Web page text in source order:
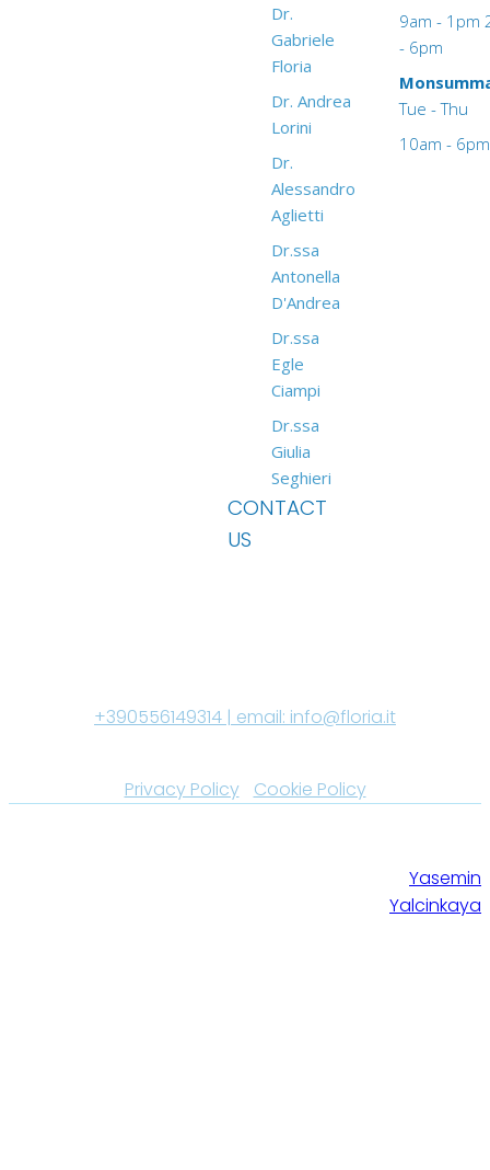
Dr.
Gabriele
Floria
Dr. Andrea
Lorini
Dr.
Alessandro
Aglietti
Dr.ssa
Antonella
D'Andrea
Dr.ssa
Egle
Ciampi
Dr.ssa
Giulia
Seghieri
CONTACT
US
9am - 1pm
- 6pm
Tue - Thu
10am - 6pm
+390556149314 | email: info@floria.it
Privacy Policy| Cookie Policy
Yasemin
Yalcinkaya